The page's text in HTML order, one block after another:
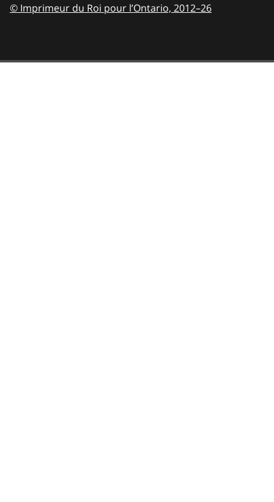
© Imprimeur du Roi pour l’Ontario, 2012–26